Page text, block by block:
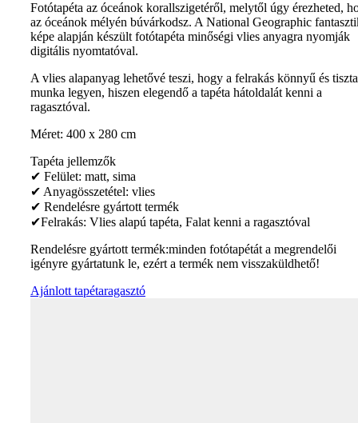
Fotótapéta az óceánok korallszigetéről, melytől úgy érezheted,
az óceánok mélyén búvárkodsz. A National Geographic
képe alapján készült fotótapéta minőségi vlies anyagra nyomják
digitális nyomtatóval.
A vlies alapanyag lehetővé teszi, hogy a felrakás könnyű és tiszta
munka legyen, hiszen elegendő a tapéta hátoldalát kenni a
ragasztóval.
Méret: 400 x 280 cm
Tapéta jellemzők
✔ Felület: matt, sima
✔ Anyagösszetétel: vlies
✔ Rendelésre gyártott termék
✔Felrakás: Vlies alapú tapéta, Falat kenni a ragasztóval
Rendelésre gyártott termék:minden fotótapétát a megrendelői
igényre gyártatunk le, ezért a termék nem visszaküldhető!
Ajánlott tapétaragasztó